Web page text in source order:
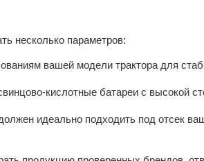
несколько параметров:
вашей модели трактора для
кислотные батареи с высокой
идеально подходить под отсек